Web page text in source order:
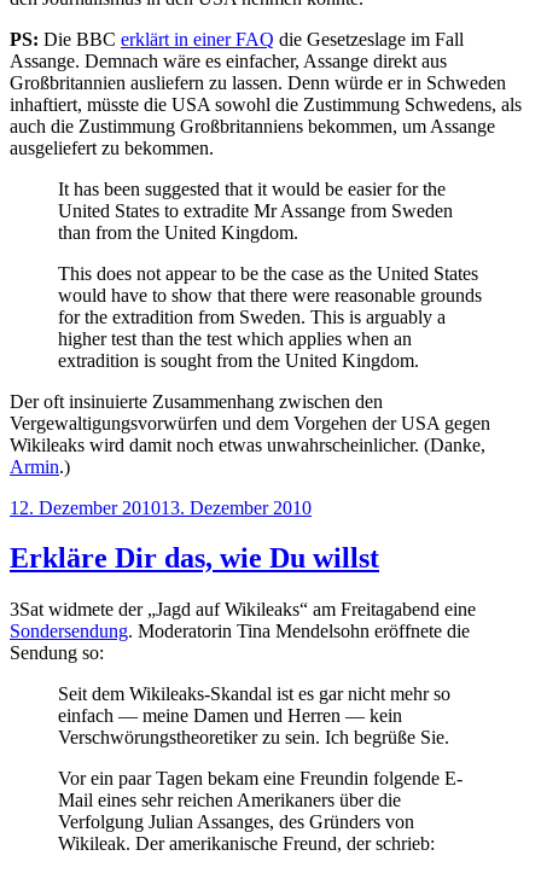
PS: Die BBC erklärt in einer FAQ die Gesetzeslage im Fall
Assange. Demnach wäre es einfacher, Assange direkt aus
Großbritannien ausliefern zu lassen. Denn würde er in Schweden
inhaftiert, müsste die USA sowohl die Zustimmung Schwedens, als
auch die Zustimmung Großbritanniens bekommen, um Assange
ausgeliefert zu bekommen.
It has been suggested that it would be easier for the
United States to extradite Mr Assange from Sweden
than from the United Kingdom.
This does not appear to be the case as the United States
would have to show that there were reasonable grounds
for the extradition from Sweden. This is arguably a
higher test than the test which applies when an
extradition is sought from the United Kingdom.
Der oft insinuierte Zusammenhang zwischen den
Vergewaltigungsvorwürfen und dem Vorgehen der USA gegen
Wikileaks wird damit noch etwas unwahrscheinlicher. (Danke,
Armin.)
Veröffentlicht
12. Dezember 201013. Dezember 2010
Erkläre Dir das, wie Du willst
3Sat widmete der „Jagd auf Wikileaks“ am Freitagabend eine
Sondersendung. Moderatorin Tina Mendelsohn eröffnete die
Sendung so:
Seit dem Wikileaks-Skandal ist es gar nicht mehr so
einfach — meine Damen und Herren — kein
Verschwörungstheoretiker zu sein. Ich begrüße Sie.
Vor ein paar Tagen bekam eine Freundin folgende E-
Mail eines sehr reichen Amerikaners über die
Verfolgung Julian Assanges, des Gründers von
Wikileak. Der amerikanische Freund, der schrieb: